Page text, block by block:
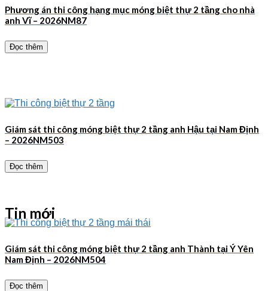
Phương án thi công hạng mục móng biệt thự 2 tầng cho nhà
anh Vĩ – 2026NM87
Đọc thêm
Giám sát thi công móng biệt thự 2 tầng anh Hậu tại Nam Định
– 2026NM503
Đọc thêm
Giám sát thi công móng biệt thự 2 tầng anh Thành tại Ý Yên
Nam Định – 2026NM504
Đọc thêm
Tin mới